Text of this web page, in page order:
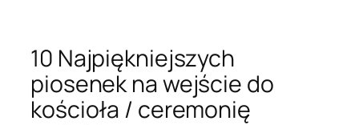
10 Najpiękniejszych
piosenek na wejście do
kościoła / ceremonię